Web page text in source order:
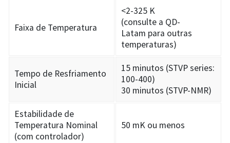
Faixa de Temperatura
<2-325 K
(consulte a QD-
Latam para outras
temperaturas)
Tempo de Resfriamento
Inicial
15 minutos (STVP series:
100-400)
30 minutos (STVP-NMR)
Estabilidade de
Temperatura Nominal
(com controlador)
50 mK ou menos